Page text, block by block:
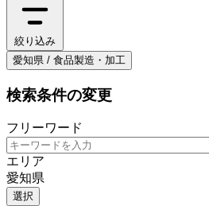
絞り込み
愛知県 / 食品製造・加工
検索条件の変更
フリーワード
エリア
愛知県
選択